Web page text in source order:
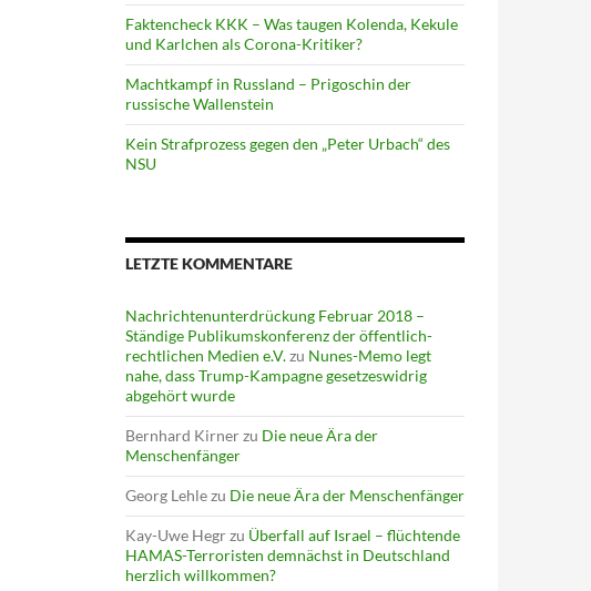
Faktencheck KKK – Was taugen Kolenda, Kekule
und Karlchen als Corona-Kritiker?
Machtkampf in Russland – Prigoschin der
russische Wallenstein
Kein Strafprozess gegen den „Peter Urbach“ des
NSU
LETZTE KOMMENTARE
Nachrichtenunterdrückung Februar 2018 –
Ständige Publikumskonferenz der öffentlich-
rechtlichen Medien e.V.zu Nunes-Memo legt
nahe, dass Trump-Kampagne gesetzeswidrig
abgehört wurde
Bernhard Kirnerzu Die neue Ära der
Menschenfänger
Georg Lehlezu Die neue Ära der Menschenfänger
Kay-Uwe Hegrzu Überfall auf Israel – flüchtende
HAMAS-Terroristen demnächst in Deutschland
herzlich willkommen?